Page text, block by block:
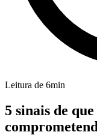
Leitura de 6min
5 sinais de